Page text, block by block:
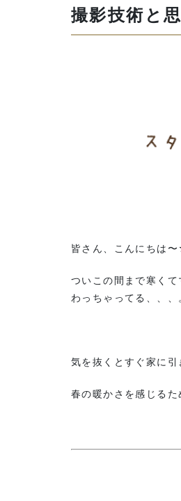
撮影技術と
皆さん、こんにちは
ついこの間まで寒く
わっちゃってる、、、
気を抜くとすぐ家に引
春の暖かさを感じる